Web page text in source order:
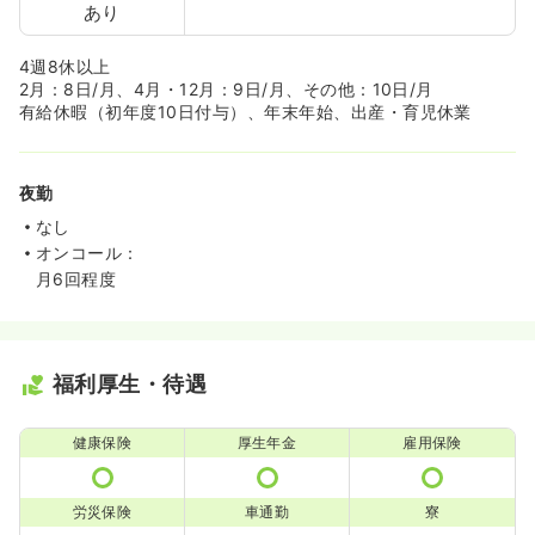
あり
4週8休以上
2月：8日/月、4月・12月：9日/月、その他：10日/月
有給休暇（初年度10日付与）、年末年始、出産・育児休業
夜勤
なし
オンコール：
月6回程度
福利厚生・待遇
健康保険 厚生年金 雇用保険
労災保険 車通勤 寮